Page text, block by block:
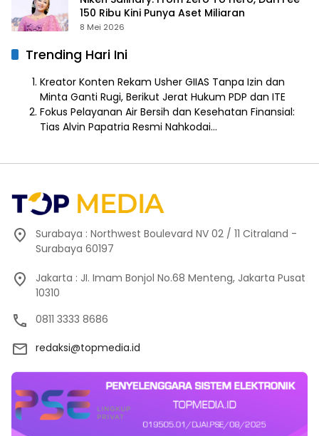
150 Ribu Kini Punya Aset Miliaran
8 Mei 2026
Trending Hari Ini
Kreator Konten Rekam Usher GIIAS Tanpa Izin dan
Minta Ganti Rugi, Berikut Jerat Hukum PDP dan ITE
Fokus Pelayanan Air Bersih dan Kesehatan Finansial:
Tias Alvin Papatria Resmi Nahkodai…
Surabaya : Northwest Boulevard NV 02 / 11 Citraland -
Surabaya 60197
Jakarta : JI. Imam Bonjol No.68 Menteng, Jakarta Pusat
10310
0811 3333 8686
redaksi@topmedia.id